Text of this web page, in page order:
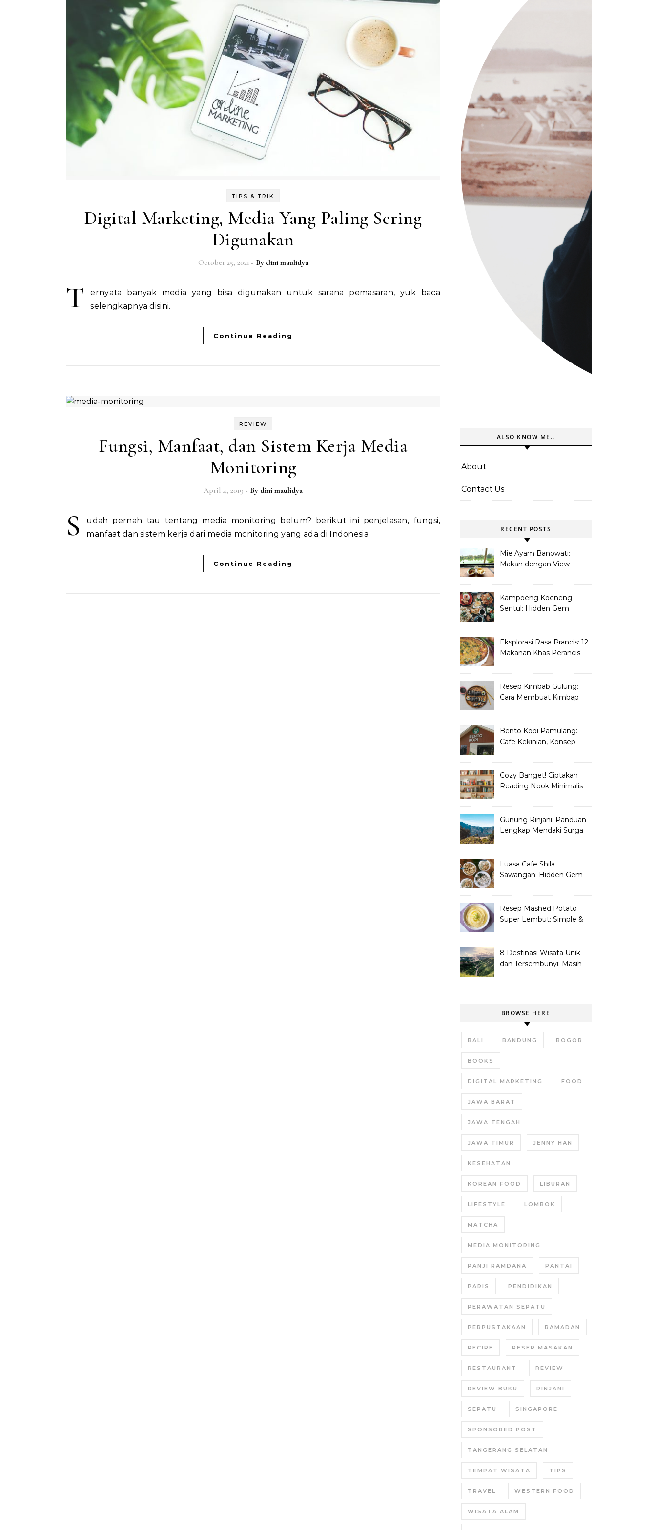
TIPS & TRIK
Digital Marketing, Media Yang Paling Sering
Digunakan
October 25, 2021 - By dini maulidya
T
ernyata banyak media yang bisa digunakan untuk sarana pemasaran, yuk baca
selengkapnya disini.
Continue Reading
REVIEW
Fungsi, Manfaat, dan Sistem Kerja Media
Monitoring
April 4, 2019 - By dini maulidya
S
udah pernah tau tentang media monitoring belum? berikut ini penjelasan, fungsi,
manfaat dan sistem kerja dari media monitoring yang ada di Indonesia.
Continue Reading
ALSO KNOW ME..
About
Contact Us
RECENT POSTS
Mie Ayam Banowati:
Makan dengan View
Kampoeng Koeneng
Sentul: Hidden Gem
Eksplorasi Rasa Prancis: 12
Makanan Khas Perancis
Resep Kimbab Gulung:
Cara Membuat Kimbap
Bento Kopi Pamulang:
Cafe Kekinian, Konsep
Cozy Banget! Ciptakan
Reading Nook Minimalis
Gunung Rinjani: Panduan
Lengkap Mendaki Surga
Luasa Cafe Shila
Sawangan: Hidden Gem
Resep Mashed Potato
Super Lembut: Simple &
8 Destinasi Wisata Unik
dan Tersembunyi: Masih
BROWSE HERE
BALI BANDUNG BOGOR
BOOKS
DIGITAL MARKETING FOOD
JAWA BARAT
JAWA TENGAH
JAWA TIMUR JENNY HAN
KESEHATAN
KOREAN FOOD LIBURAN
LIFESTYLE LOMBOK
MATCHA
MEDIA MONITORING
PANJI RAMDANA PANTAI
PARIS PENDIDIKAN
PERAWATAN SEPATU
PERPUSTAKAAN RAMADAN
RECIPE RESEP MASAKAN
RESTAURANT REVIEW
REVIEW BUKU RINJANI
SEPATU SINGAPORE
SPONSORED POST
TANGERANG SELATAN
TEMPAT WISATA TIPS
TRAVEL WESTERN FOOD
WISATA ALAM